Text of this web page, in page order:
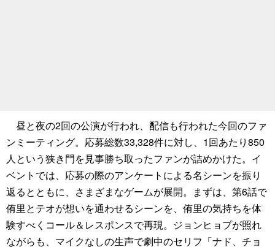
昼と夜の2回の公演が行われ、配信も行われた今回のファ
ンミーティング。応募総数33,328件に対し、1回あたり850
人という狭き門を見事勝ち取ったファンが詰めかけた。イ
ベントでは、応募の際のアンケートによる名シーンを振り
返るとともに、さまざまなゲームが展開。まずは、第6話で
侑里とテオが想いを通わせるシーンを、侑里の気持ちを体
験すべくコール＆レスポンスで再現。ジョンヒョプが照れ
ながらも、マイクなしの生声で劇中のセリフ「ナド、チョ